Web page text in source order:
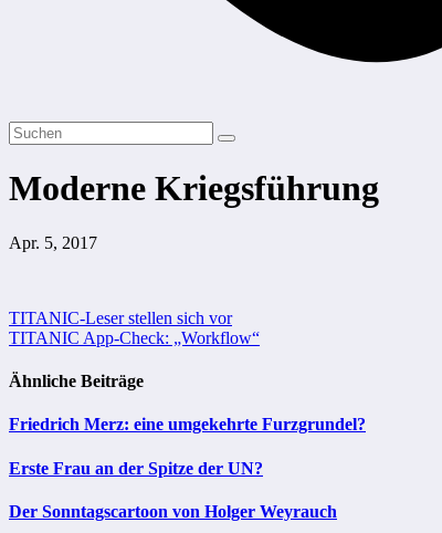
Moderne Kriegsführung
Apr. 5, 2017
Beitragsnavigation
TITANIC-Leser stellen sich vor
TITANIC App-Check: „Workflow“
Ähnliche Beiträge
Friedrich Merz: eine umgekehrte Furzgrundel?
Erste Frau an der Spitze der UN?
Der Sonntagscartoon von Holger Weyrauch